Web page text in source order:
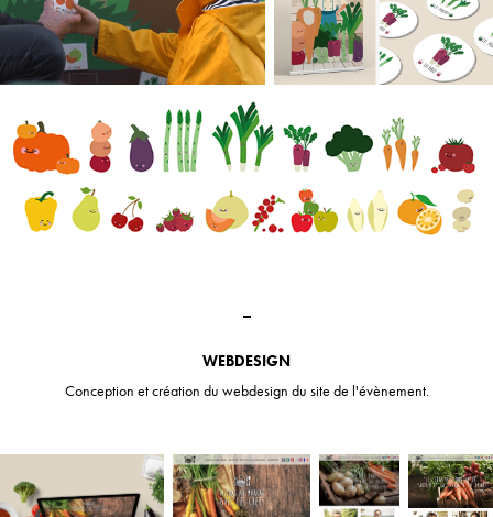
WEBDESIGN
Conception et création du webdesign du site de l'évènement.